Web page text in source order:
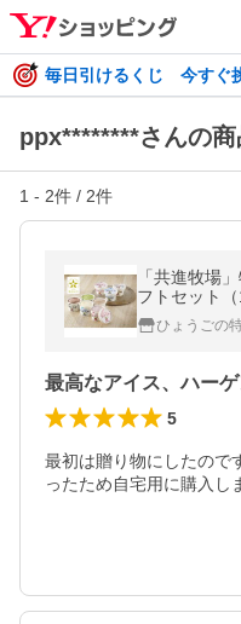
毎日引けるくじ 今すぐ
ppx********さんの
1 - 2件 / 2件
「共進牧場
フトセット（
ひょうごの
5
最初は贈り物にしたので
ったため自宅用に購入し